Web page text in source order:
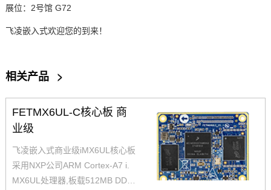
展位：2号馆 G72
飞凌嵌入式欢迎您的到来！
相关产品 >
FETMX6UL-C核心板 商
业级
飞凌嵌入式商业级iMX6UL核心板
采用NXP公司ARM Cortex-A7 i.
MX6UL处理器,板载512MB DDR